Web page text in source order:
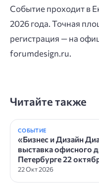
Событие проходит в
2026 года. Точная
регистрация — на
forumdesign.ru.
Читайте также
СОБЫТИЕ
«Бизнес и Дизайн
выставка офисного
Петербурге 22
22 Окт 2026